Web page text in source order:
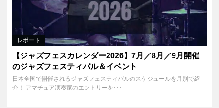
レポート
【ジャズフェスカレンダー2026】7月／8月／9月開催
のジャズフェスティバル＆イベント
日本全国で開催されるジャズフェスティバルのスケジュールを月別で紹
介！ アマチュア演奏家のエントリーを･･･